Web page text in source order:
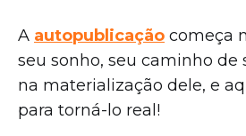
A autopublicação começa
seu sonho, seu caminho de
na materialização dele, e
para torná-lo real!